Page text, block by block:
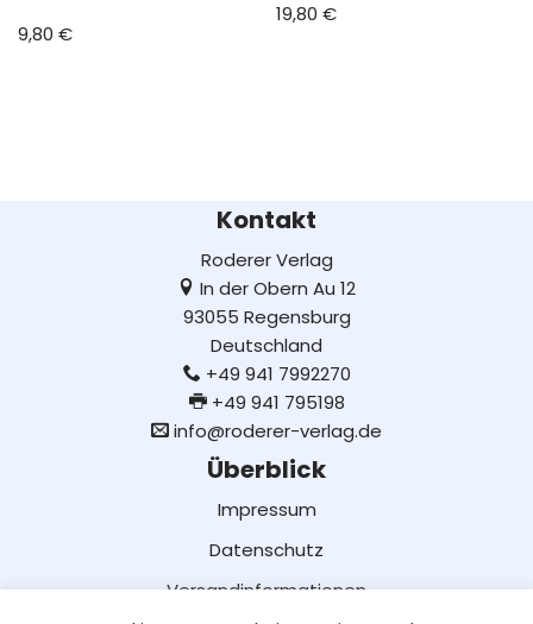
9,80 €
19,80€
Kontakt
Roderer Verlag
In der Obern Au 12
93055 Regensburg
Deutschland
+49 941 7992270
+49 941 795198
info@roderer-verlag.de
Überblick
Impressum
Datenschutz
Versandinformationen